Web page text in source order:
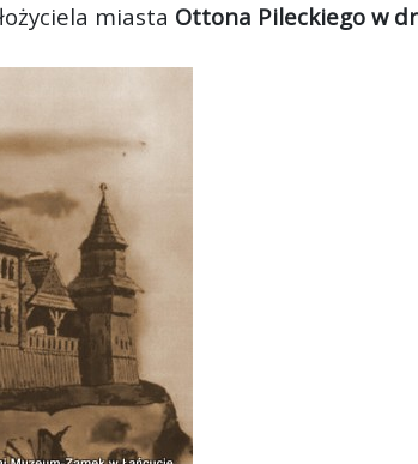
miasta Ottona Pileckiego w